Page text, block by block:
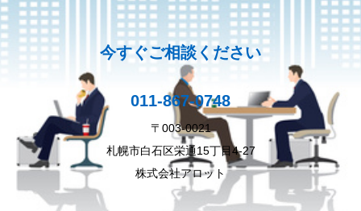
今すぐご相談ください
011-867-0748
〒003-0021
札幌市白石区栄通15丁目4-27
株式会社アロット